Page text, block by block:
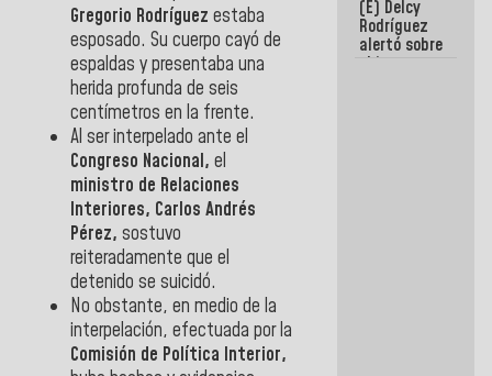
Gregorio Rodríguez estaba
esposado. Su cuerpo cayó de
espaldas y presentaba una
herida profunda de seis
centímetros en la frente.
Al ser interpelado ante el
Congreso Nacional, el
ministro de Relaciones
Interiores, Carlos Andrés
Pérez, sostuvo
reiteradamente que el
detenido se suicidó.
No obstante, en medio de la
interpelación, efectuada por la
Comisión de Política Interior,
promover el
caos
(E) Delcy
Rodríguez
alertó sobre
el impacto